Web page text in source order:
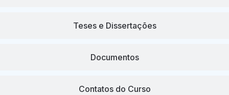
Teses e Dissertações
Documentos
Contatos do Curso